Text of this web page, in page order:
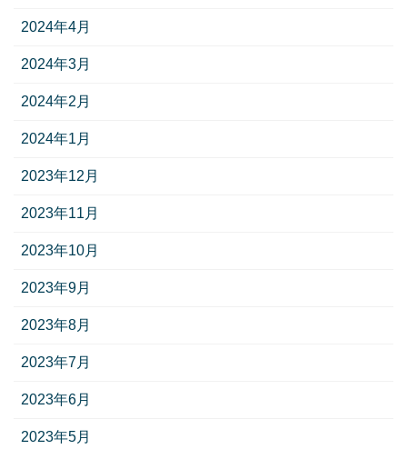
2024年4月
2024年3月
2024年2月
2024年1月
2023年12月
2023年11月
2023年10月
2023年9月
2023年8月
2023年7月
2023年6月
2023年5月